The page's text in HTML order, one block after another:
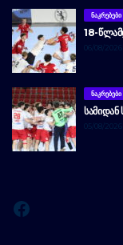
ᲜᲐᲙᲠᲔᲑᲔᲑᲘ
18-
06/08/2026
ᲜᲐᲙᲠᲔᲑᲔᲑᲘ
ᲡᲐᲛᲘᲓᲐᲜ
05/08/2026
Facebook